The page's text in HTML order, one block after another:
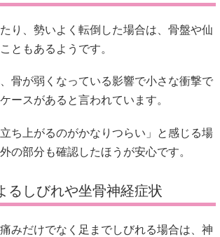
り、勢いよく転倒した場合は、骨盤や仙
ともあるようです。
骨が弱くなっている影響で小さな衝撃で
ースがあると言われています。
立ち上がるのがかなりつらい」と感じる場
の部分も確認したほうが安心です。
るしびれや坐骨神経症状
みだけでなく足までしびれる場合は、神